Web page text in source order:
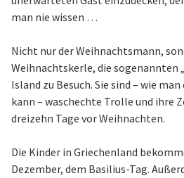
man nie wissen …
Nicht nur der Weihnachtsmann,
Weihnachtskerle, die sogenannten
Island zu Besuch. Sie sind – wie
kann – waschechte Trolle und ihre
dreizehn Tage vor Weihnachten.
Die Kinder in Griechenland
Dezember, dem Basilius-Tag.